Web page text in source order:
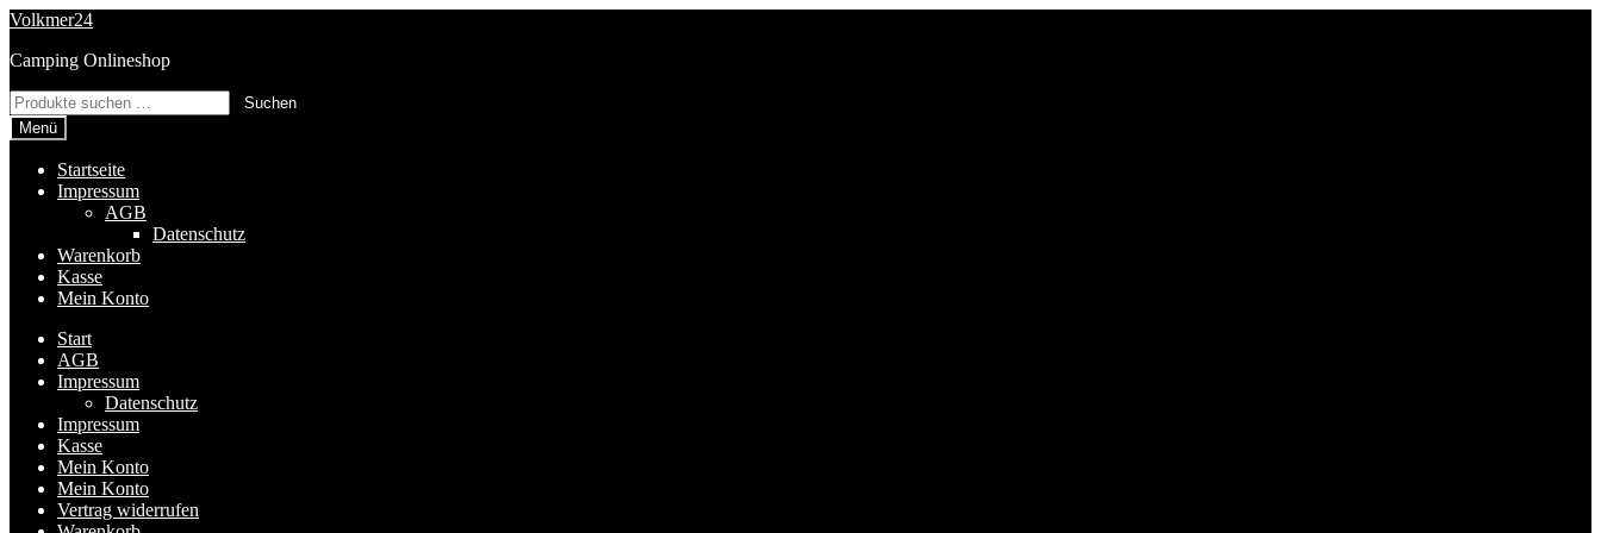
Zur
springen
Zum
springen
Volkmer24
Camping Onlineshop
Suchen
nach:
Suchen
Menü
Startseite
Impressum
AGB
Datenschutz
Warenkorb
Kasse
Mein Konto
Start
AGB
Impressum
Datenschutz
Impressum
Kasse
Mein Konto
Mein Konto
Vertrag widerrufen